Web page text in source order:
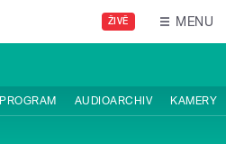
ŽIVĚ MENU
PROGRAM AUDIOARCHIV KAMERY